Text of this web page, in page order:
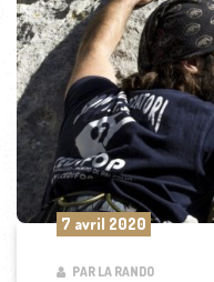
7 avril 2020
PAR LA RANDO